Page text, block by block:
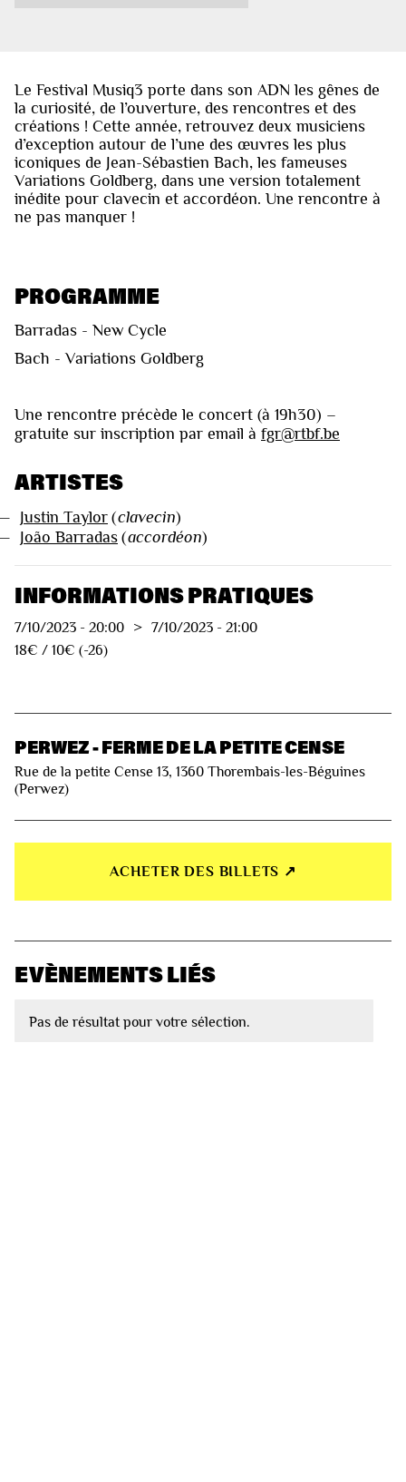
Le Festival Musiq3 porte dans son ADN les gênes de
la curiosité, de l’ouverture, des rencontres et des
créations ! Cette année, retrouvez deux musiciens
d’exception autour de l’une des œuvres les plus
iconiques de Jean-Sébastien Bach, les fameuses
Variations Goldberg, dans une version totalement
inédite pour clavecin et accordéon. Une rencontre à
ne pas manquer !
PROGRAMME
Barradas - New Cycle
Bach - Variations Goldberg
Une rencontre précède le concert (à 19h30) –
gratuite sur inscription par email à fgr@rtbf.be
ARTISTES
Justin Taylor (clavecin)
João Barradas (accordéon)
INFORMATIONS PRATIQUES
7/10/2023 - 20:00 > 7/10/2023 - 21:00
18€ / 10€ (-26)
PERWEZ - FERME DE LA PETITE CENSE
Rue de la petite Cense 13, 1360 Thorembais-les-Béguines
(Perwez)
ACHETER DES BILLETS ↗︎
EVÈNEMENTS LIÉS
Pas de résultat pour votre sélection.